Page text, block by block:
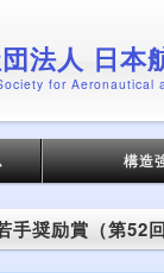
法人 日
for Aeronautical
ュー
ンテンツへ移動
テンツへ移動構造
手奨励賞（第52